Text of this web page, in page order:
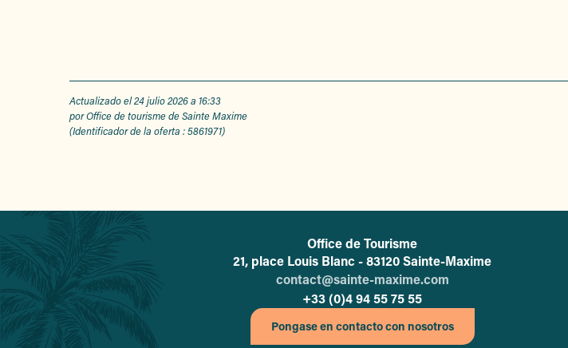
Actualizado el 24 julio 2026 a 16:33
por Office de tourisme de Sainte Maxime
(Identificador de la oferta :5861971)
L'office de tourisme de Sainte-Maxime
Office de Tourisme
21, place Louis Blanc - 83120 Sainte-Maxime
contact@sainte-maxime.com
+33 (0)4 94 55 75 55
Pongase en contacto con nosotros